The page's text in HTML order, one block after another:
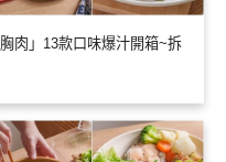
肉」13款口味爆汁開箱~拆